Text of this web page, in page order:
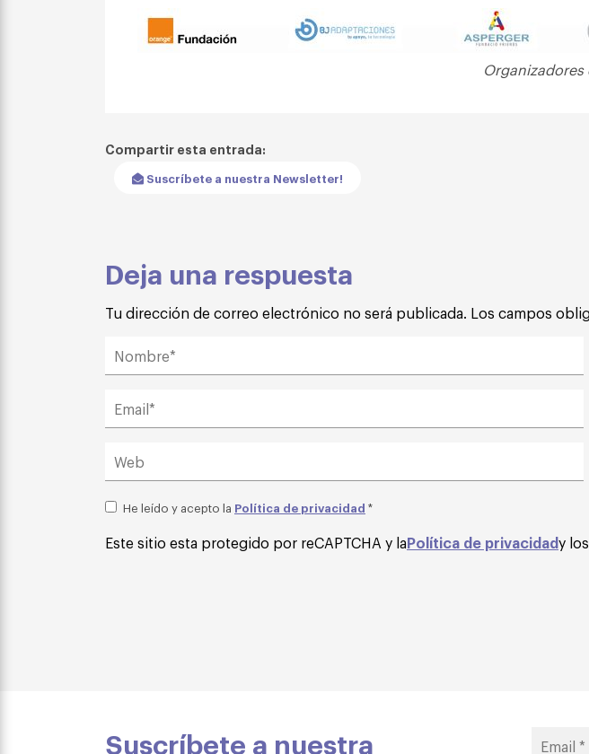
Organizadores
Compartir esta entrada:
Suscríbete a nuestra Newsletter!
Deja una respuesta
Tu dirección de correo electrónico no será publicada. Los campos
He leído y acepto la Política de privacidad *
Este sitio esta protegido por reCAPTCHA y laPolítica de privacidady los
Suscríbete a nuestra